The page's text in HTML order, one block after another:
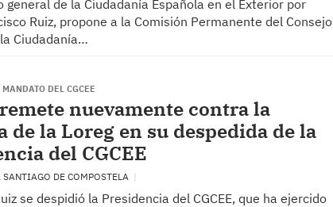
general de la Ciudadanía Española en el Exterior por
Ruiz, propone a la Comisión Permanente del Consejo
Ciudadanía…
DEL CGCEE
nuevamente contra la
de la Loreg en su despedida de la
del CGCEE
SANTIAGO DE COMPOSTELA
se despidió la Presidencia del CGCEE, que ha ejercido